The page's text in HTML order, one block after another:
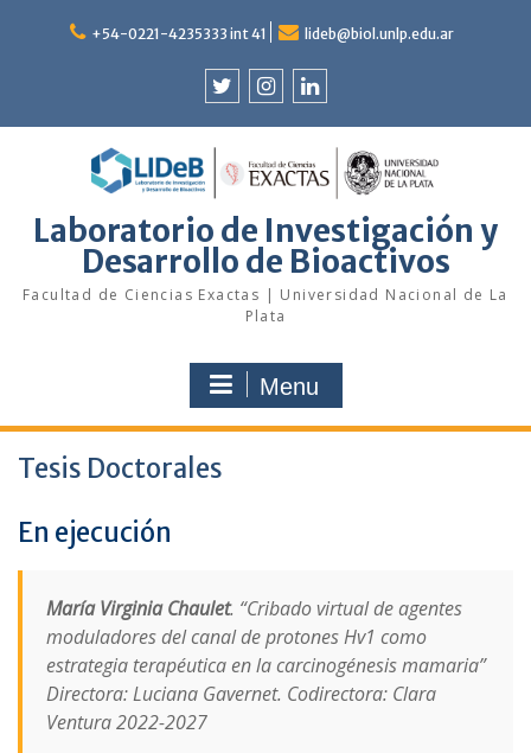
+54-0221-4235333 int 41 lideb@biol.unlp.edu.ar
Laboratorio de Investigación y
Desarrollo de Bioactivos
Facultad de Ciencias Exactas | Universidad Nacional de La
Plata
Menu
Tesis Doctorales
En ejecución
María Virginia Chaulet. “Cribado virtual de agentes
moduladores del canal de protones Hv1 como
estrategia terapéutica en la carcinogénesis mamaria”
Directora: Luciana Gavernet. Codirectora: Clara
Ventura 2022-2027